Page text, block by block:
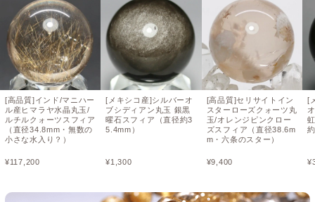
[高品質]インド/マニハー
ル産ヒマラヤ水晶丸玉/
ルチルクォーツスフィア
（直径34.8mm・無数の
小さな水入り？）
¥117,200
[メキシコ産]シルバーオ
ブシディアン丸玉 銀黒
曜石スフィア（直径約3
5.4mm）
¥1,300
[高品質]セリサイトイン
スターローズクォーツ丸
玉/オレンジピンクロー
ズスフィア（直径38.6m
m・六条のスター）
¥9,400
[
¥